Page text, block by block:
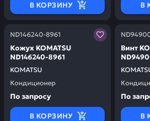
В КОРЗИНУ В
ND146240-8961
KOMATSU
Кожух KOMATSU
ND146240-8961
Кондиционер
Заказывая запчасти у нас, вы
По запросу
В КОРЗИНУ
Винт
По
В